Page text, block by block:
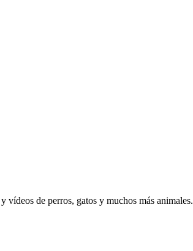
de perros, gatos y muchos más animales.